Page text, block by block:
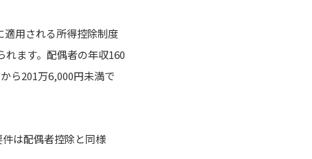
適用される所得控除制度
ます。配偶者の年収160
ら201万6,000円未満で
は配偶者控除と同様